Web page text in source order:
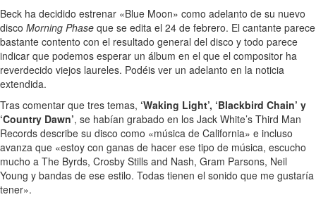
Beck ha decidido estrenar «Blue Moon» como adelanto de su nuevo
disco Morning Phase que se edita el 24 de febrero. El cantante parece
bastante contento con el resultado general del disco y todo parece
indicar que podemos esperar un álbum en el que el compositor ha
reverdecido viejos laureles. Podéis ver un adelanto en la noticia
extendida.
Tras comentar que tres temas, ‘Waking Light’, ‘Blackbird Chain’ y
‘Country Dawn’, se habían grabado en los Jack White’s Third Man
Records describe su disco como «música de California» e incluso
avanza que «estoy con ganas de hacer ese tipo de música, escucho
mucho a The Byrds, Crosby Stills and Nash, Gram Parsons, Neil
Young y bandas de ese estilo. Todas tienen el sonido que me gustaría
tener».